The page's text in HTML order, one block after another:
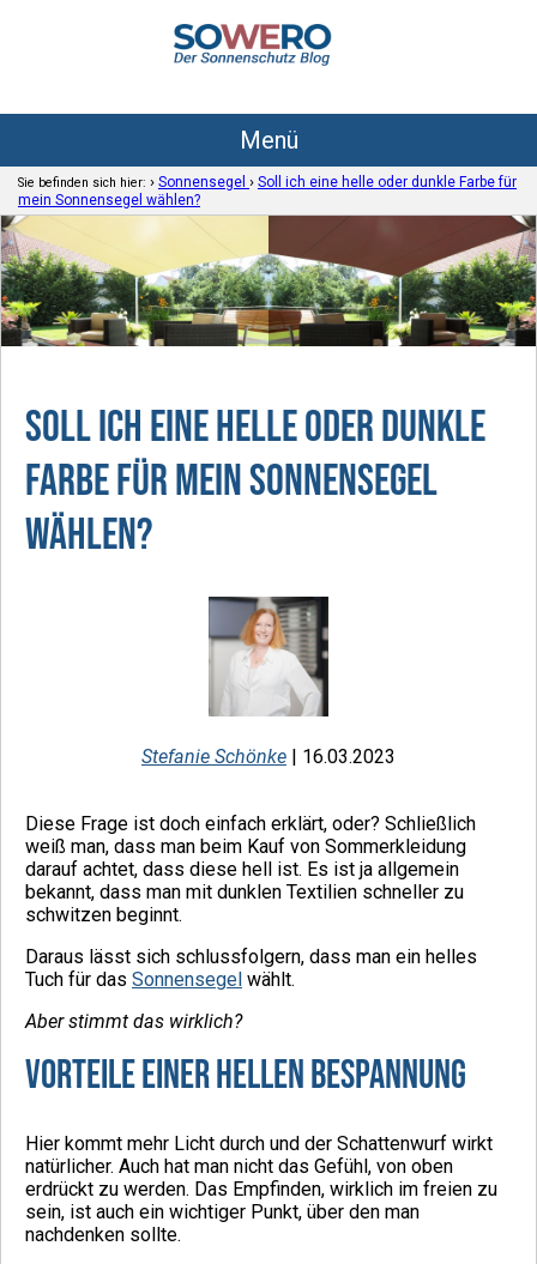
Menü
Sie befinden sich hier: › Sonnensegel › Soll ich eine helle oder dunkle Farbe für
mein Sonnensegel wählen?
Soll ich eine helle oder dunkle
Farbe für mein Sonnensegel
wählen?
Stefanie Schönke | 16.03.2023
Diese Frage ist doch einfach erklärt, oder? Schließlich
weiß man, dass man beim Kauf von Sommerkleidung
darauf achtet, dass diese hell ist. Es ist ja allgemein
bekannt, dass man mit dunklen Textilien schneller zu
schwitzen beginnt.
Daraus lässt sich schlussfolgern, dass man ein helles
Tuch für das Sonnensegel wählt.
Aber stimmt das wirklich?
Vorteile einer hellen Bespannung
Hier kommt mehr Licht durch und der Schattenwurf wirkt
natürlicher. Auch hat man nicht das Gefühl, von oben
erdrückt zu werden. Das Empfinden, wirklich im freien zu
sein, ist auch ein wichtiger Punkt, über den man
nachdenken sollte.